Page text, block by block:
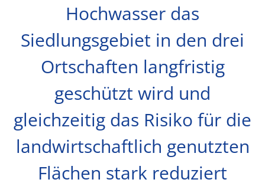
Hochwasser das
Siedlungsgebiet in den drei
Ortschaften langfristig
geschützt wird und
gleichzeitig das Risiko für die
landwirtschaftlich genutzten
Flächen stark reduziert